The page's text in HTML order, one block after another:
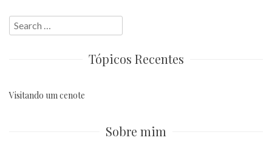
Search
for:
Tópicos Recentes
Visitando um cenote
Sobre mim